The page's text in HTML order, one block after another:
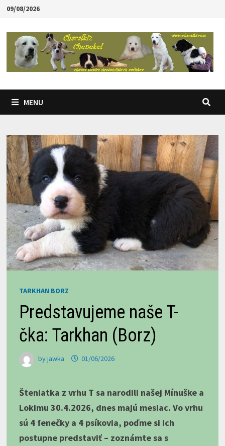
Skip
content
09/08/2026
MENU
TARKHAN BORZ
Predstavujeme naše T-
čka: Tarkhan (Borz)
byjawka 01/06/2026
Šteniatka z vrhu T sa narodili našej Mínuške a
Lokimu 30.4.2026, dnes majú mesiac. Vo vrhu
sú 4 fenečky a 4 psíkovia, poďme si ich
postupne predstaviť – zoznámte sa s